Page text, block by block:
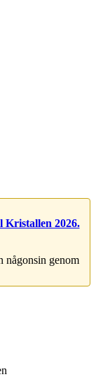
Kristallen 2026.
någonsin genom